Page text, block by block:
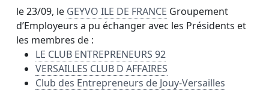
le 23/09, le GEYVO ILE DE FRANCE Groupement
d’Employeurs a pu échanger avec les Présidents et
les membres de :
LE CLUB ENTREPRENEURS 92
VERSAILLES CLUB D AFFAIRES
Club des Entrepreneurs de Jouy-Versailles